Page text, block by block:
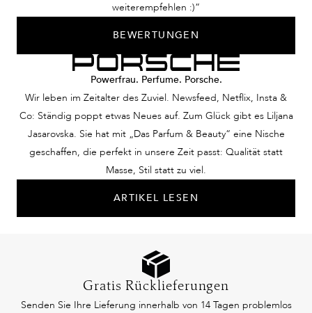
weiterempfehlen :)“
BEWERTUNGEN
Powerfrau. Perfume. Porsche.
Wir leben im Zeitalter des Zuviel. Newsfeed, Netflix, Insta &
Co: Ständig poppt etwas Neues auf. Zum Glück gibt es Liljana
Jasarovska. Sie hat mit „Das Parfum & Beauty“ eine Nische
geschaffen, die perfekt in unsere Zeit passt: Qualität statt
Masse, Stil statt zu viel.
ARTIKEL LESEN
Gratis Rücklieferungen
Senden Sie Ihre Lieferung innerhalb von 14 Tagen problemlos